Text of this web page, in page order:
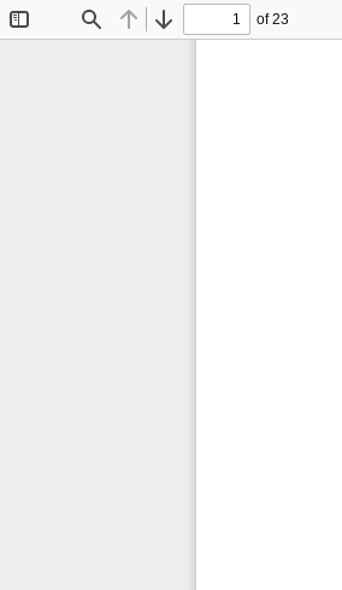
Find Previous
Next
of 23